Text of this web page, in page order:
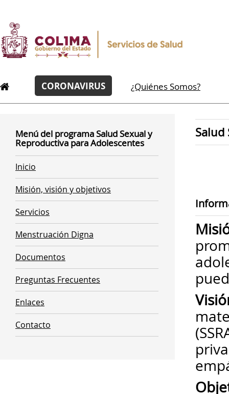
CORONAVIRUS ¿Quiénes Somos?
Menú del programa Salud Sexual y
Reproductiva para Adolescentes
Inicio
Misión, visión y objetivos
Servicios
Menstruación Digna
Documentos
Preguntas Frecuentes
Enlaces
Contacto
Salud